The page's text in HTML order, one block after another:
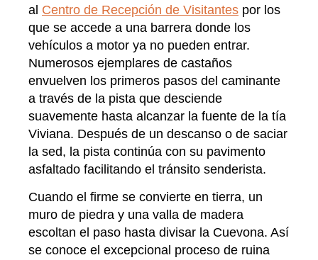
al Centro de Recepción de Visitantes por los
que se accede a una barrera donde los
vehículos a motor ya no pueden entrar.
Numerosos ejemplares de castaños
envuelven los primeros pasos del caminante
a través de la pista que desciende
suavemente hasta alcanzar la fuente de la tía
Viviana. Después de un descanso o de saciar
la sed, la pista continúa con su pavimento
asfaltado facilitando el tránsito senderista.
Cuando el firme se convierte en tierra, un
muro de piedra y una valla de madera
escoltan el paso hasta divisar la Cuevona. Así
se conoce el excepcional proceso de ruina